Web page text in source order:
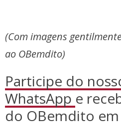
(Com imagens
ao OBemdito)
Participe do
WhatsApp e
do OBemdito